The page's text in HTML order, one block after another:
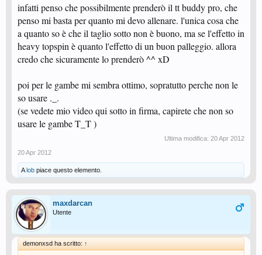
infatti penso che possibilmente prenderò il tt buddy pro, che
penso mi basta per quanto mi devo allenare. l'unica cosa che
a quanto so è che il taglio sotto non è buono, ma se l'effetto in
heavy topspin è quanto l'effetto di un buon palleggio. allora
credo che sicuramente lo prenderò ^^ xD
poi per le gambe mi sembra ottimo, sopratutto perche non le
so usare ._.
(se vedete mio video qui sotto in firma, capirete che non so
usare le gambe T_T )
Ultima modifica: 20 Apr 2012
20 Apr 2012
Alob piace questo elemento.
maxdarcan
Utente
demonxsd ha scritto: ↑